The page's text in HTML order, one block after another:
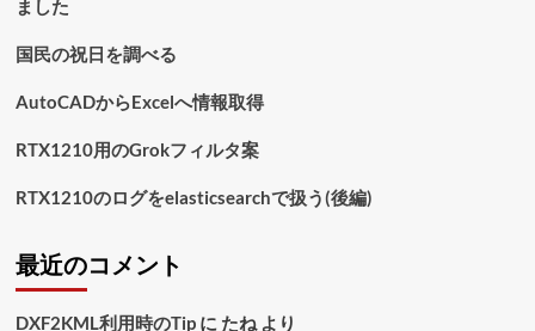
な
に
い
て
さ
ら
読
む
ました
国民の祝日を調べる
AutoCADからExcelへ情報取得
RTX1210用のGrokフィルタ案
RTX1210のログをelasticsearchで扱う(後編)
最近のコメント
DXF2KML利用時のTipに たねより